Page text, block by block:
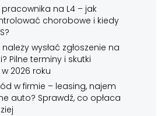
na L4 – jak
chorobowe i kiedy
wysłać zgłoszenie na
Pilne terminy i skutki
2026 roku
w firmie – leasing, najem
auto? Sprawdź, co opłaca